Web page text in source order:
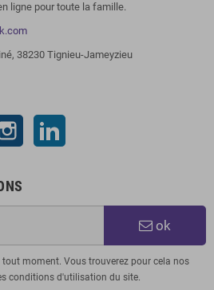
ligne pour toute la famille.
38230 Tignieu-Jameyzieu
Instagram
ok
moment. Vous trouverez pour cela nos
conditions d'utilisation du site.